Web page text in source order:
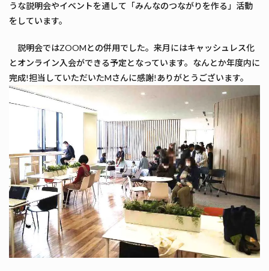
うな説明会やイベントを通して「みんなのつながりを作る」活動
をしています。
説明会ではZOOMとの併用でした。来月にはキャッシュレス化
とオンライン入会ができる予定となっています。なんとか年度内に
完成!担当していただいたMさんに感謝!ありがとうございます。